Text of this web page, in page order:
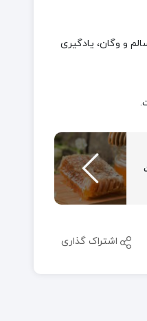
و وگان، یادگیری
اشتراک گذاری